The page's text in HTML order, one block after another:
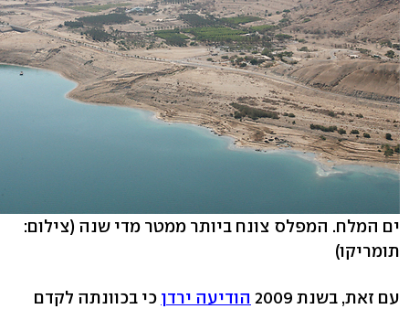
ים המלח. המפלס צונח ביותר ממטר מדי שנה (צילום:
תומריקו)
עם זאת, בשנת 2009 הודיעה ירדן כי בכוונתה לקדם